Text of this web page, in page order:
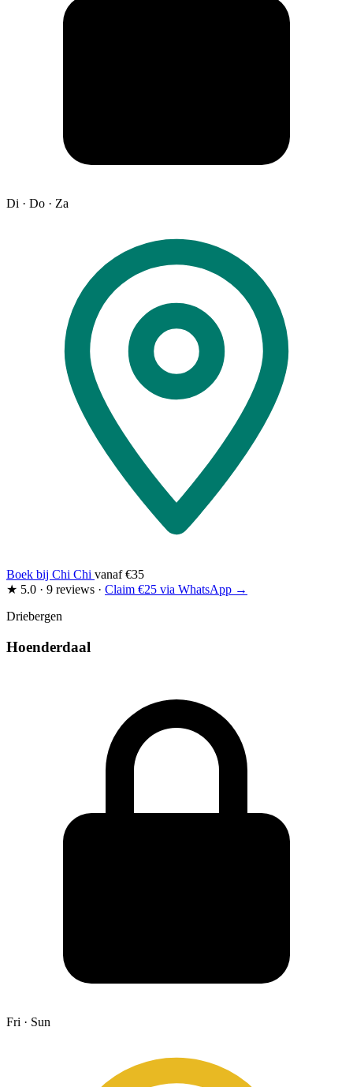
Di · Do · Za
Boek bij Chi Chi vanaf €35
★ 5.0 · 9 reviews · Claim €25 via WhatsApp →
Driebergen
Hoenderdaal
Fri · Sun